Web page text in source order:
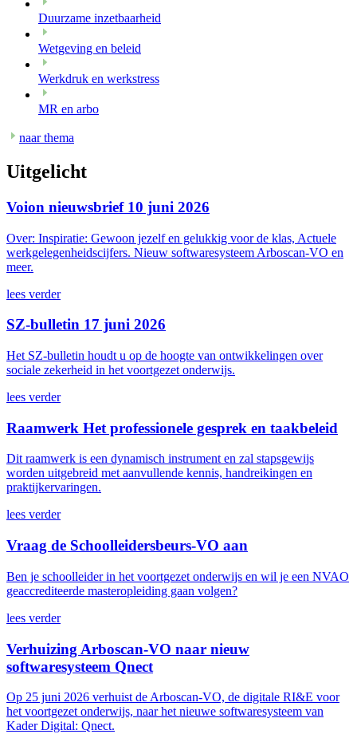
Duurzame inzetbaarheid
Wetgeving en beleid
Werkdruk en werkstress
MR en arbo
naar thema
Uitgelicht
Voion nieuwsbrief 10 juni 2026
Over: Inspiratie: Gewoon jezelf en gelukkig voor de klas, Actuele
werkgelegenheidscijfers. Nieuw softwaresysteem Arboscan-VO en
meer.
lees verder
SZ-bulletin 17 juni 2026
Het SZ-bulletin houdt u op de hoogte van ontwikkelingen over
sociale zekerheid in het voortgezet onderwijs.
lees verder
Raamwerk Het professionele gesprek en taakbeleid
Dit raamwerk is een dynamisch instrument en zal stapsgewijs
worden uitgebreid met aanvullende kennis, handreikingen en
praktijkervaringen.
lees verder
Vraag de Schoolleidersbeurs-VO aan
Ben je schoolleider in het voortgezet onderwijs en wil je een NVAO
geaccrediteerde masteropleiding gaan volgen?
lees verder
Verhuizing Arboscan-VO naar nieuw
softwaresysteem Qnect
Op 25 juni 2026 verhuist de Arboscan-VO, de digitale RI&E voor
het voortgezet onderwijs, naar het nieuwe softwaresysteem van
Kader Digital: Qnect.